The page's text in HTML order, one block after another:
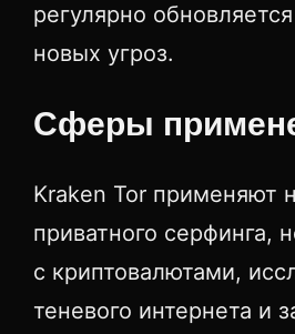
регулярно
новых угроз.
Сферы
Kraken Tor применяют
приватного серфинга,
с криптовалютами,
теневого интернета и